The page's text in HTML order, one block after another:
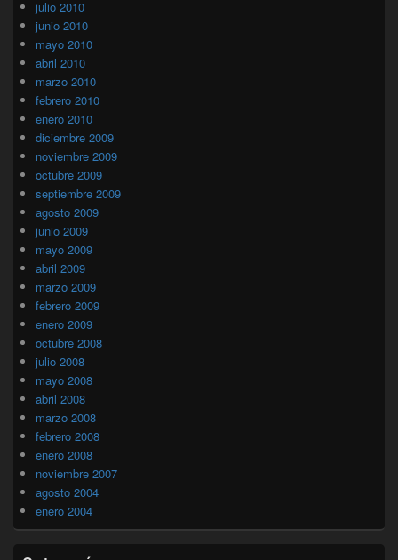
julio 2010
junio 2010
mayo 2010
abril 2010
marzo 2010
febrero 2010
enero 2010
diciembre 2009
noviembre 2009
octubre 2009
septiembre 2009
agosto 2009
junio 2009
mayo 2009
abril 2009
marzo 2009
febrero 2009
enero 2009
octubre 2008
julio 2008
mayo 2008
abril 2008
marzo 2008
febrero 2008
enero 2008
noviembre 2007
agosto 2004
enero 2004